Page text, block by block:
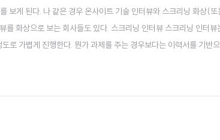
보게 된다. 나 같은 경우 온사이트 기술 인터뷰와 스크리닝 화상(
화상으로 보는 회사들도 있다. 스크리닝 인터뷰 스크리닝 인터
가볍게 진행한다. 뭔가 과제를 주는 경우보다는 이력서를 기반